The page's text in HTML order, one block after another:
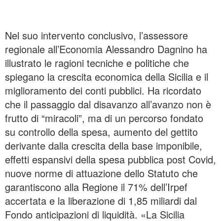
Nel suo intervento conclusivo, l’assessore
regionale all’Economia Alessandro Dagnino ha
illustrato le ragioni tecniche e politiche che
spiegano la crescita economica della Sicilia e il
miglioramento dei conti pubblici. Ha ricordato
che il passaggio dal disavanzo all’avanzo non è
frutto di “miracoli”, ma di un percorso fondato
su controllo della spesa, aumento del gettito
derivante dalla crescita della base imponibile,
effetti espansivi della spesa pubblica post Covid,
nuove norme di attuazione dello Statuto che
garantiscono alla Regione il 71% dell’Irpef
accertata e la liberazione di 1,85 miliardi dal
Fondo anticipazioni di liquidità. «La Sicilia